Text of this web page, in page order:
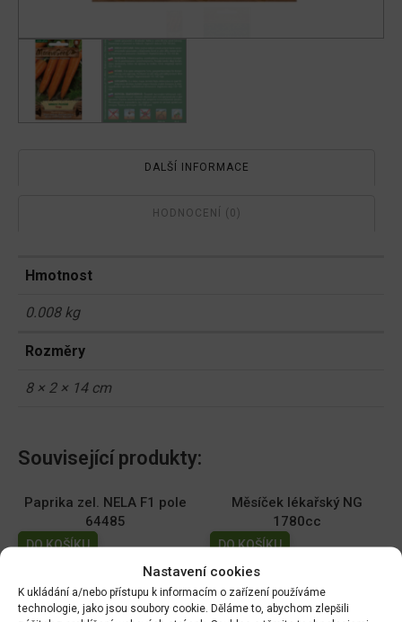
Nastavení cookies
K ukládání a/nebo přístupu k informacím o zařízení používáme
technologie, jako jsou soubory cookie. Děláme to, abychom zlepšili
DALŠÍ INFORMACE
HODNOCENÍ (0)
Hmotnost
0.008 kg
Rozměry
8 × 2 × 14 cm
Související produkty:
Paprika zel. NELA F1 pole
64485
DO KOŠÍKU
Měsíček lékařský NG
1780cc
DO KOŠÍKU
19.00Kč
Dobrá semena - Kiwano -
Dobrá semena - Sója